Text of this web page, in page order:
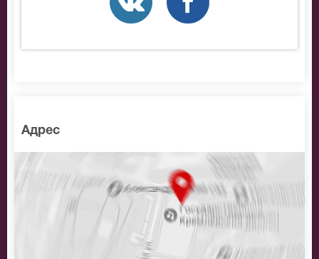
позвоните нам в call-центр и мы обязательно
Адрес